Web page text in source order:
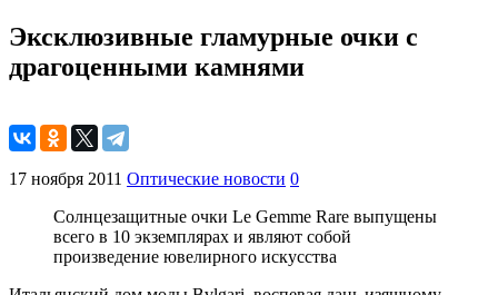
Эксклюзивные гламурные очки с
драгоценными камнями
17 ноября 2011 Оптические новости 0
Солнцезащитные очки Le Gemme Rare выпущены
всего в 10 экземплярах и являют собой
произведение ювелирного искусства